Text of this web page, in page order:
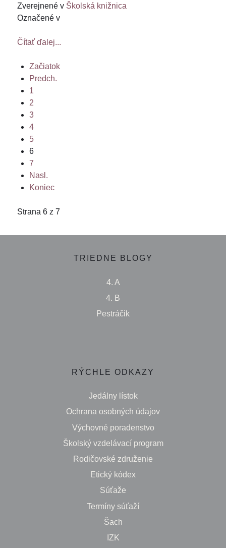
Zverejnené v Školská knižnica
Označené v
Čítať ďalej...
Začiatok
Predch.
1
2
3
4
5
6
7
Nasl.
Koniec
Strana 6 z 7
TRIEDNE BLOGY
4. A
4. B
Pestráčik
RÝCHLE ODKAZY
Jedálny lístok
Ochrana osobných údajov
Výchovné poradenstvo
Školský vzdelávací program
Rodičovské združenie
Etický kódex
Súťaže
Termíny súťaží
Šach
IZK